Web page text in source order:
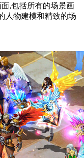
,包括所有的场景画
人物建模和精致的场